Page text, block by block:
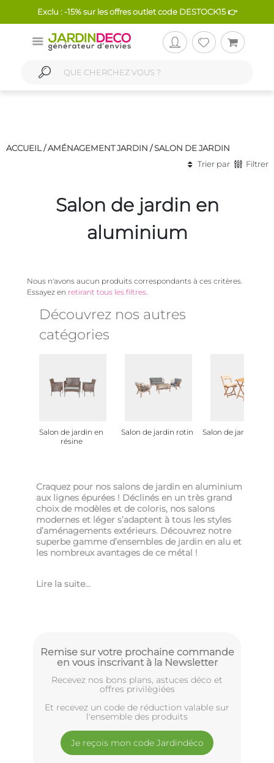
Exclu : -15% sur les offres outlet code DESTOCK15 👉
ACCUEIL /AMÉNAGEMENT JARDIN /SALON DE JARDIN
Trier par
Filtrer
Salon de jardin en
aluminium
Nous n'avons aucun produits correspondants à ces critères.
Essayez en retirant tous les filtres.
Découvrez nos autres
catégories
Salon de jardin en
résine
Salon de jardin rotin Salon de jardin en
Craquez pour nos salons de jardin en aluminium
aux lignes épurées ! Déclinés en un très grand
choix de modèles et de coloris, nos salons
modernes et léger s’adaptent à tous les styles
d’aménagements extérieurs. Découvrez notre
superbe gamme d’ensembles de jardin en alu et
les nombreux avantages de ce métal !
Lire la suite...
Remise sur votre prochaine commande
en vous inscrivant à la Newsletter
Recevez nos bons plans, astuces déco et
offres privilègiées
Et recevez un code de réduction valable sur
l'ensemble des produits
Je reçois mon code Jardindéco